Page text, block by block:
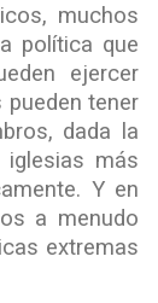
muchos
política que
ejercer
tener
dada la
más
Y en
a menudo
extremas